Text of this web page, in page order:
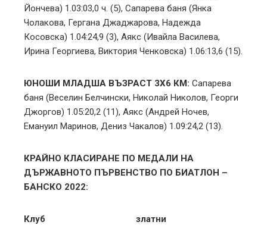
Йончева) 1.03:03,0 ч. (5), Сапарева баня (Янка
Чолакова, Гергана Джаджарова, Надежда
Косовска) 1.04:24,9 (3), Аякс (Ивайла Василева,
Ирина Георгиева, Виктория Ченковска) 1.06:13,6 (15).
ЮНОШИ МЛАДША ВЪЗРАСТ 3Х6 КМ: Сапарева
баня (Веселин Белчински, Николай Николов, Георги
Джоргов) 1.05:20,2 (11), Аякс (Андрей Ночев,
Емануил Маринов, Дениз Чакалов) 1.09:24,2 (13).
КРАЙНО КЛАСИРАНЕ ПО МЕДАЛИ НА
ДЪРЖАВНОТО ПЪРВЕНСТВО ПО БИАТЛОН –
БАНСКО 2022:
Клуб
златни